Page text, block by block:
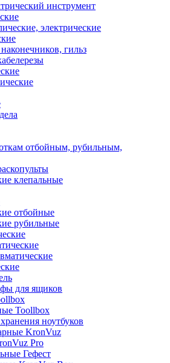
инструмент
электрические
гильз
отбойным, рубильным,
клепальные
отбойные
рубильные
для ящиков
Toollbox
ноутбуков
KronVuz
Pro
Гефест